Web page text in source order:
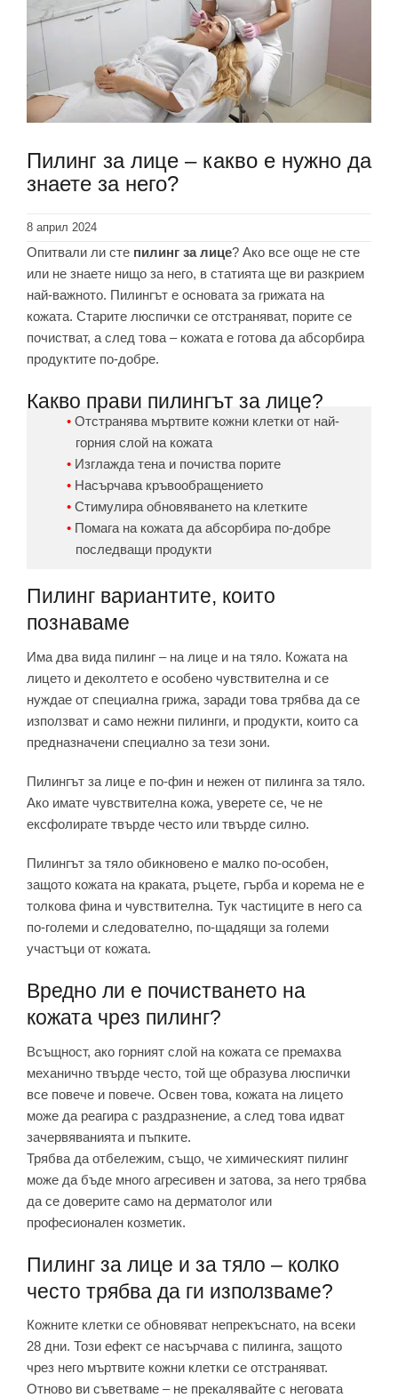
Пилинг за лице – какво е нужно да
знаете за него?
8 април 2024
Опитвали ли сте пилинг за лице? Ако все още не сте
или не знаете нищо за него, в статията ще ви разкрием
най-важното. Пилингът е основата за грижата на
кожата. Старите люспички се отстраняват, порите се
почистват, а след това – кожата е готова да абсорбира
продуктите по-добре.
Какво прави пилингът за лице?
Отстранява мъртвите кожни клетки от най-
горния слой на кожата
Изглажда тена и почиства порите
Насърчава кръвообращението
Стимулира обновяването на клетките
Помага на кожата да абсорбира по-добре
последващи продукти
Пилинг вариантите, които
познаваме
Има два вида пилинг – на лице и на тяло. Кожата на
лицето и деколтето е особено чувствителна и се
нуждае от специална грижа, заради това трябва да се
използват и само нежни пилинги, и продукти, които са
предназначени специално за тези зони.
Пилингът за лице е по-фин и нежен от пилинга за тяло.
Ако имате чувствителна кожа, уверете се, че не
ексфолирате твърде често или твърде силно.
Пилингът за тяло обикновено е малко по-особен,
защото кожата на краката, ръцете, гърба и корема не е
толкова фина и чувствителна. Тук частиците в него са
по-големи и следователно, по-щадящи за големи
участъци от кожата.
Вредно ли е почистването на
кожата чрез пилинг?
Всъщност, ако горният слой на кожата се премахва
механично твърде често, той ще образува люспички
все повече и повече. Освен това, кожата на лицето
може да реагира с раздразнение, а след това идват
зачервяванията и пъпките.
Трябва да отбележим, също, че химическият пилинг
може да бъде много агресивен и затова, за него трябва
да се доверите само на дерматолог или
професионален козметик.
Пилинг за лице и за тяло – колко
често трябва да ги използваме?
Кожните клетки се обновяват непрекъснато, на всеки
28 дни. Този ефект се насърчава с пилинга, защото
чрез него мъртвите кожни клетки се отстраняват.
Отново ви съветваме – не прекалявайте с неговата